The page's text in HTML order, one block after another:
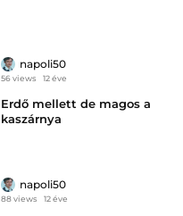
napoli50
56 views 12 éve
Erdő mellett de magos a
kaszárnya
napoli50
88 views 12 éve